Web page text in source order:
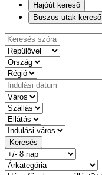
Hajóút kereső
Buszos utak kereső
Keresés